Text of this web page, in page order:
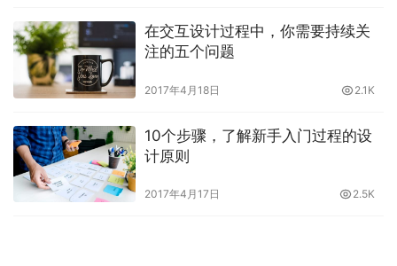
在交互设计过程中，你需要持续关
注的五个问题
2017年4月18日 2.1K
10个步骤，了解新手入门过程的设
计原则
2017年4月17日 2.5K